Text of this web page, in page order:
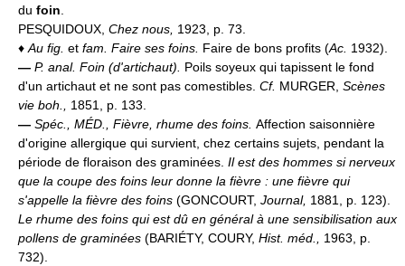
du foin.
PESQUIDOUX, Chez nous, 1923, p. 73.
♦Au fig. et fam. Faire ses foins. Faire de bons profits (Ac. 1932).
— P. anal. Foin (d'artichaut). Poils soyeux qui tapissent le fond
d'un artichaut et ne sont pas comestibles. Cf. MURGER, Scènes
vie boh., 1851, p. 133.
— Spéc., MÉD., Fièvre, rhume des foins. Affection saisonnière
d'origine allergique qui survient, chez certains sujets, pendant la
période de floraison des graminées. Il est des hommes si nerveux
que la coupe des foins leur donne la fièvre : une fièvre qui
s'appelle la fièvre des foins (GONCOURT, Journal, 1881, p. 123).
Le rhume des foins qui est dû en général à une sensibilisation aux
pollens de graminées (BARIÉTY, COURY, Hist. méd., 1963, p.
732).